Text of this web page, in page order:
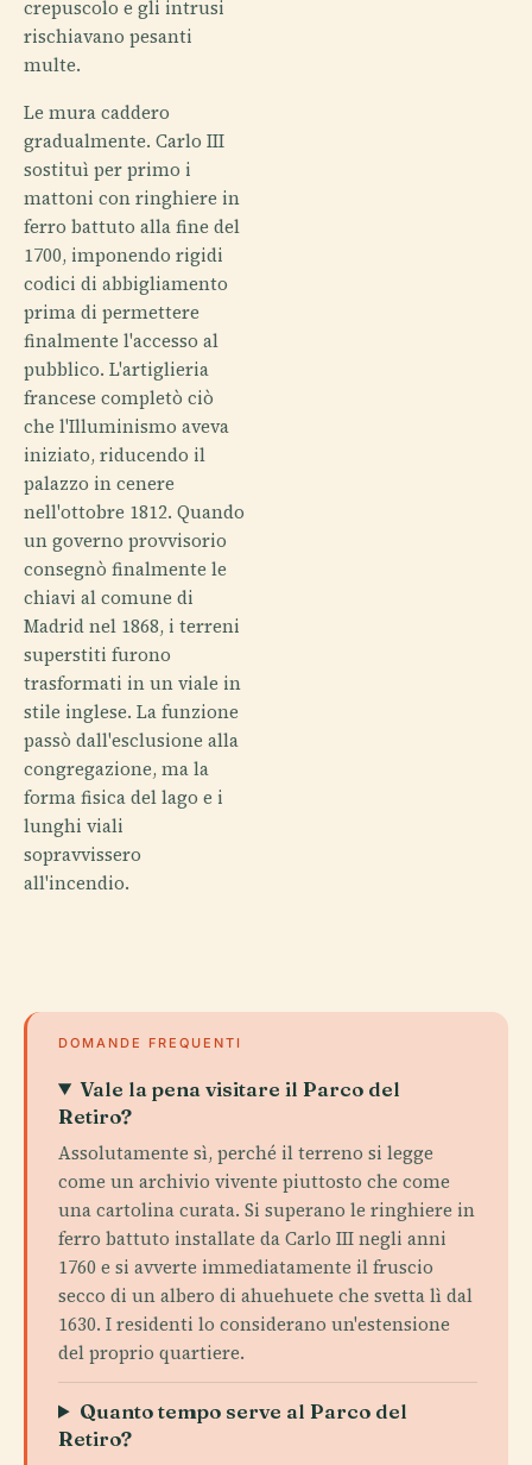
crepuscolo e gli intrusi
rischiavano pesanti
multe.
Le mura caddero
gradualmente. Carlo III
sostituì per primo i
mattoni con ringhiere in
ferro battuto alla fine del
1700, imponendo rigidi
codici di abbigliamento
prima di permettere
finalmente l'accesso al
pubblico. L'artiglieria
francese completò ciò
che l'Illuminismo aveva
iniziato, riducendo il
palazzo in cenere
nell'ottobre 1812. Quando
un governo provvisorio
consegnò finalmente le
chiavi al comune di
Madrid nel 1868, i terreni
superstiti furono
trasformati in un viale in
stile inglese. La funzione
passò dall'esclusione alla
congregazione, ma la
forma fisica del lago e i
lunghi viali
sopravvissero
all'incendio.
DOMANDE FREQUENTI
Vale la pena visitare il Parco del
Retiro?
Assolutamente sì, perché il terreno si legge
come un archivio vivente piuttosto che come
una cartolina curata. Si superano le ringhiere in
ferro battuto installate da Carlo III negli anni
1760 e si avverte immediatamente il fruscio
secco di un albero di ahuehuete che svetta lì dal
1630. I residenti lo considerano un'estensione
del proprio quartiere.
Quanto tempo serve al Parco del
Retiro?